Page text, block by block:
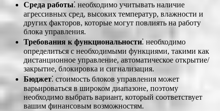
Среда работы⁚ необходимо учитывать наличие
агрессивных сред, высоких температур, влажности и
других факторов, которые могут повлиять на работу
блока управления.
Требования к функциональности⁚ необходимо
определиться с необходимыми функциями, такими как
дистанционное управление, автоматическое открытие/
закрытие, блокировка и сигнализация.
Бюджет⁚ стоимость блоков управления может
варьироваться в широком диапазоне, поэтому
необходимо выбрать вариант, который соответствует
вашим финансовым возможностям.